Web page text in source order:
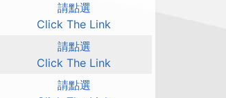
請點選
Click The Link
請點選
Click The Link
請點選